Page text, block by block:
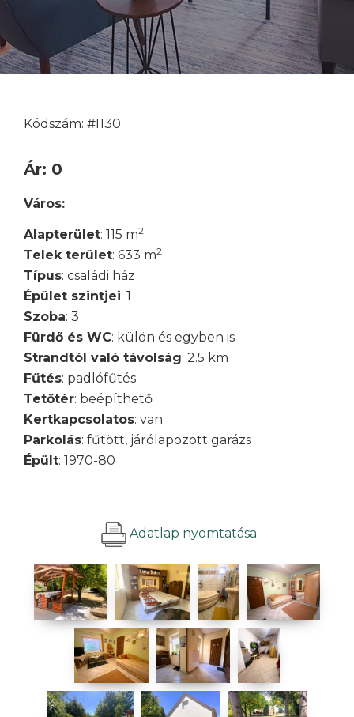
Kódszám: #I130
Ár: 0
Város:
Alapterület: 115 m2
Telek terület: 633 m2
Típus: családi ház
Épület szintjei: 1
Szoba: 3
Fürdő és WC: külön és egyben is
Strandtól való távolság: 2.5 km
Fűtés: padlófűtés
Tetőtér: beépíthető
Kertkapcsolatos: van
Parkolás: fűtött, járólapozott garázs
Épült: 1970-80
Adatlap nyomtatása